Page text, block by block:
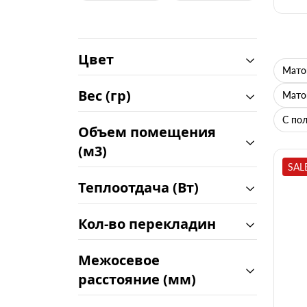
Цвет
Вес (гр)
Объем помещения
(м3)
Теплоотдача (Вт)
Кол-во перекладин
Межосевое
расстояние (мм)
С